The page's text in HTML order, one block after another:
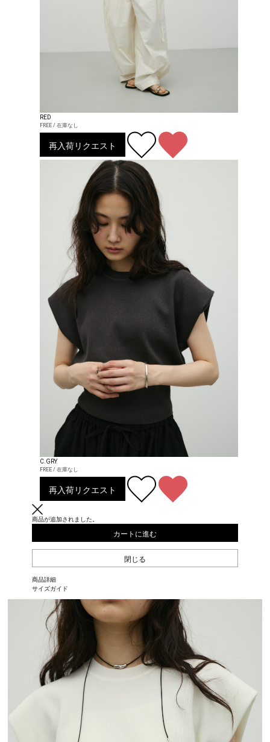
RED
FREE / 在庫なし
再入荷リクエスト
C.GRY
FREE / 在庫なし
再入荷リクエスト
商品が追加されました。
カートに進む
閉じる
商品詳細
サイズガイド